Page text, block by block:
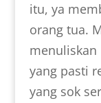
itu, ya
orang tua.
menuliskan
yang pasti
yang sok